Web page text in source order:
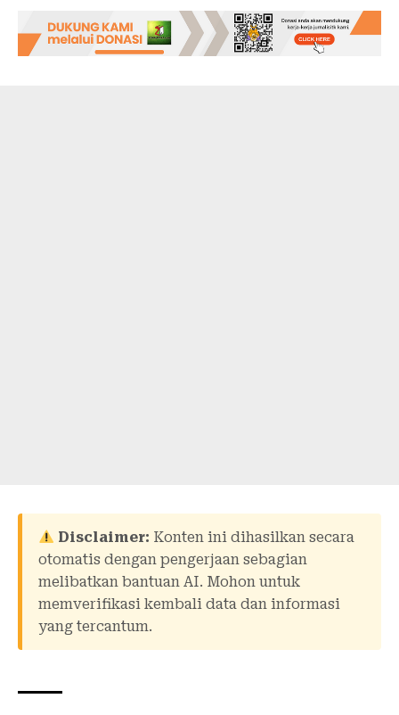
Disclaimer: Konten ini dihasilkan secara
otomatis dengan pengerjaan sebagian
melibatkan bantuan AI. Mohon untuk
memverifikasi kembali data dan informasi
yang tercantum.